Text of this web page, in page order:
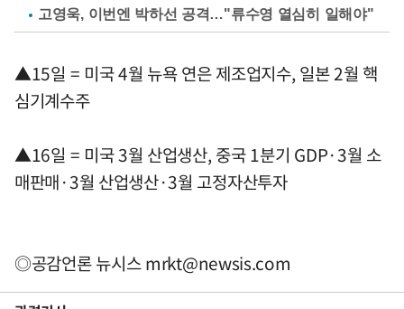
고영욱, 이번엔 박하선 공격…"류수영 열심히 일해야"
▲15일 = 미국 4월 뉴욕 연은 제조업지수, 일본 2월 핵
심기계수주
▲16일 = 미국 3월 산업생산, 중국 1분기 GDP·3월 소
매판매·3월 산업생산·3월 고정자산투자
◎공감언론 뉴시스mrkt@newsis.com